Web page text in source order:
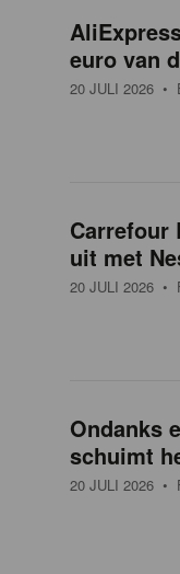
euro van
20 JULI 2026 •
Carrefour
uit met
20 JULI 2026 •
Ondanks
schuimt
20 JULI 2026 •